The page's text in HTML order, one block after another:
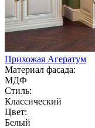
Прихожая Агератум
Материал фасада:
МДФ
Стиль:
Классический
Цвет:
Белый